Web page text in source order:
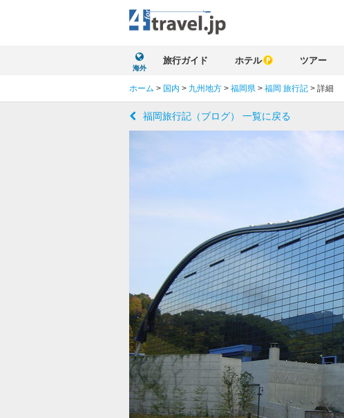
海外
旅行ガイド ホテル ツアー
ホーム > 国内 > 九州地方 > 福岡県 > 福岡 旅行記 > 詳細
福岡旅行記（ブログ） 一覧に戻る